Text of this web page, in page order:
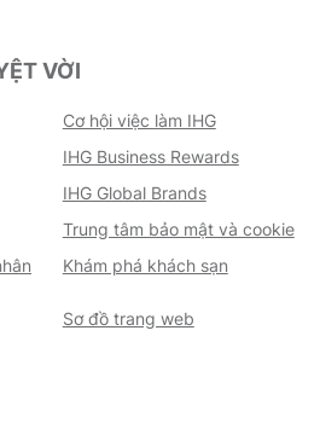
VỜI
Cơ hội việc làm IHG
IHG Business Rewards
IHG Global Brands
Trung tâm bảo mật và cookie
Khám phá khách sạn
Sơ đồ trang web